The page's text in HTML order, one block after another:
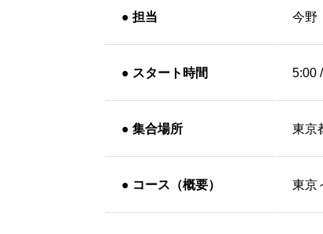
● 担当 今野
● スタート時間 5:00
● 集合場所 東京
● コース（概要） 東京